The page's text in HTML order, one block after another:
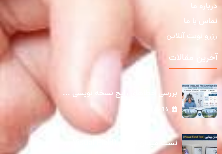
درباره ما
تماس با ما
رزرو نوبت آنلاین
آخرین مقالات
بررسی خطاهای رایج نسخه نویسی ...
تست میدان بینایی (Visual Field ...